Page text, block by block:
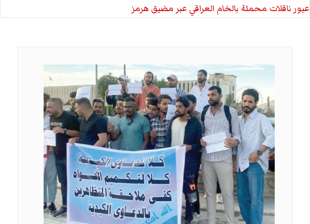
عبور ناقلات محملة بالخام العراقي عبر مضيق هرمز